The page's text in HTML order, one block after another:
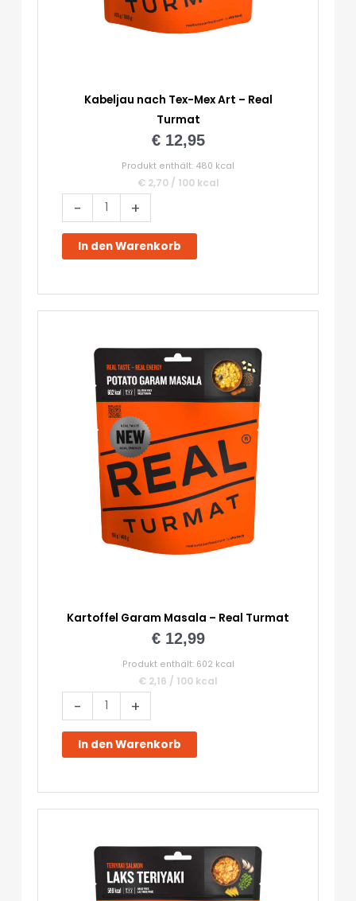
Kabeljau nach Tex-Mex Art – Real
Turmat
€12,95
Produkt enthält: 480 kcal
€ 2,70/ 100 kcal
-
Kabeljau
nach
Tex-
Mex
Menge
+
In den Warenkorb
Kartoffel Garam Masala – Real Turmat
€12,99
Produkt enthält: 602 kcal
€ 2,16 / 100 kcal
-
Kartoffel
Garam
Masala
-
+
In den Warenkorb